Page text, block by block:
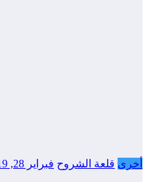
أخرى قلعة الشروح فبراير 28, 2019